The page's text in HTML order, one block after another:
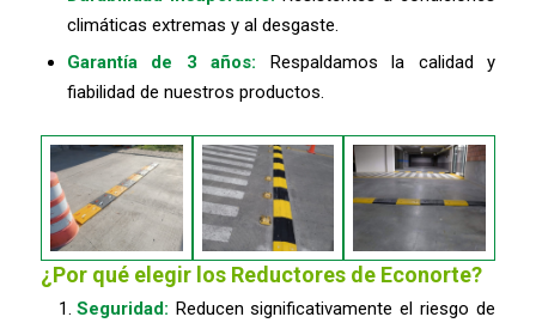
climáticas extremas y al desgaste.
Garantía de 3 años: Respaldamos la calidad y
fiabilidad de nuestros productos.
¿Por qué elegir los Reductores de Econorte?
Seguridad: Reducen significativamente el riesgo de